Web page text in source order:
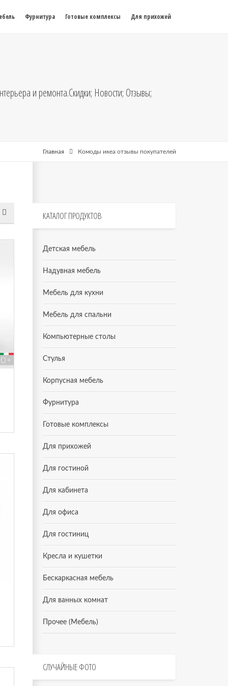
Фурнитура Готовые комплексы Для прихожей
и ремонта.Скидки; Новости; Отзывы;
Главная Комоды икеа отзывы покупателей
КАТАЛОГПРОДУКТОВ
Детская мебель
Надувная мебель
Мебель для кухни
Мебель для спальни
Компьютерные столы
Стулья
Корпусная мебель
Фурнитура
Готовые комплексы
Для прихожей
Для гостиной
Для кабинета
Для офиса
Для гостиниц
Кресла и кушетки
Бескаркасная мебель
Для ванных комнат
Прочее (Мебель)
СЛУЧАЙНЫЕФОТО